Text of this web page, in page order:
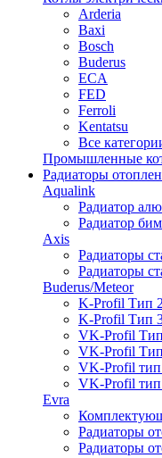
Arderia
Baxi
Bosch
Buderus
ECA
FED
Ferroli
Kentatsu
Все
Промышленные
Радиаторы
Aqualink
Радиатор
Радиатор
Axis
Радиаторы
Радиаторы
Buderus/Meteor
K-Profil Тип
K-Profil Тип
VK-Profil Тип
VK-Profil
VK-Profil тип
VK-Profil
Evra
Радиаторы
Радиаторы